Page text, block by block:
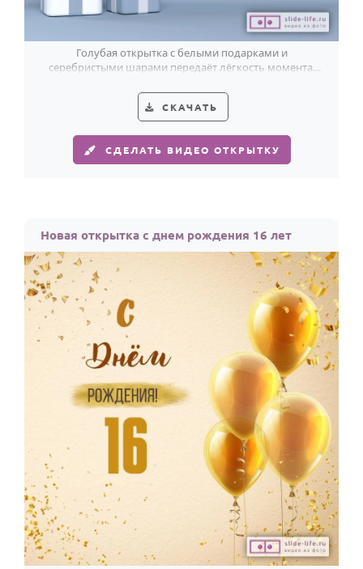
Голубая открытка с белыми подарками и
серебристыми шарами передаёт лёгкость момента,
СКАЧАТЬ
СДЕЛАТЬ ВИДЕО ОТКРЫТКУ
Новая открытка с днем рождения 16 лет